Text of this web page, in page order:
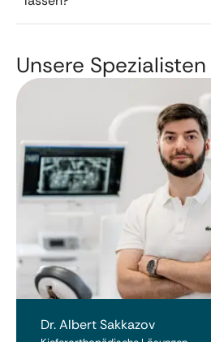
Unsere Spezialisten
Dr. Albert Sakkazov